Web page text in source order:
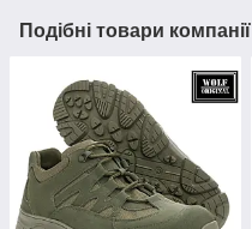
Подібні товари компанії